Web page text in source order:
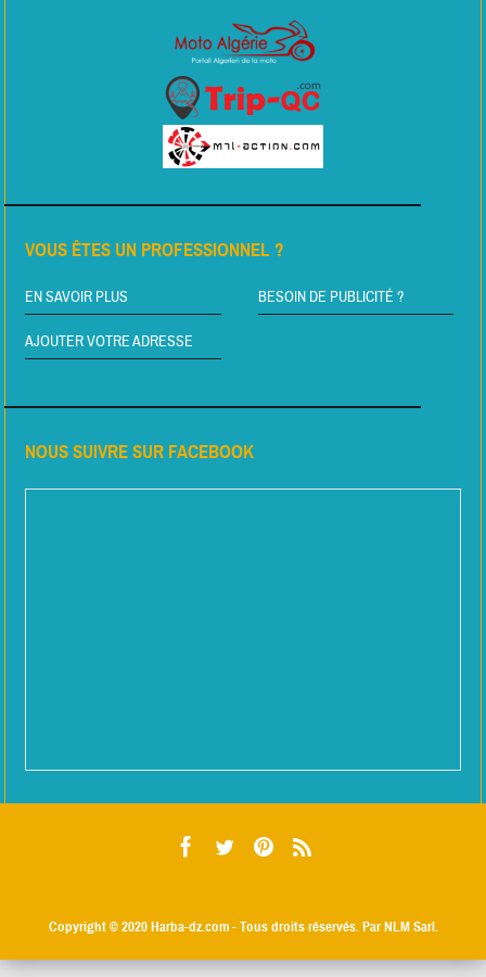
VOUS ÊTES UN PROFESSIONNEL ?
EN SAVOIR PLUS BESOIN DE PUBLICITÉ ?
AJOUTER VOTRE ADRESSE
NOUS SUIVRE SUR FACEBOOK
Copyright © 2020Harba-dz.com- Tous droits réservés. Par NLM Sarl.